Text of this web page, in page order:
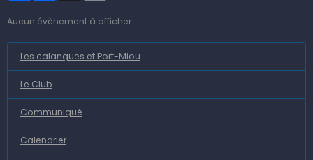
Aucun évènement à afficher.
Les calanques et Port-Miou
Le Club
Communiqué
Calendrier